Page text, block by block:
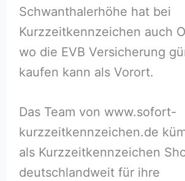
Schwanthalerhöhe hat bei
Kurzzeitkennzeichen auch
wo die EVB Versicherung
kaufen kann als Vorort.
Das Team von www.sofort-
kurzzeitkennzeichen.de
als Kurzzeitkennzeichen
deutschlandweit für ihre